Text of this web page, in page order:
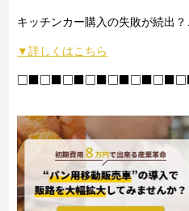
キッチンカー購入の失敗が続出
▼詳しくはこちら